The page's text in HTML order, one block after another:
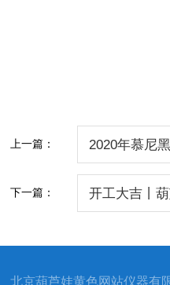
上一篇： 2020年慕尼
下一篇： 开工大吉丨
北京葫芦娃黄色网站仪器有